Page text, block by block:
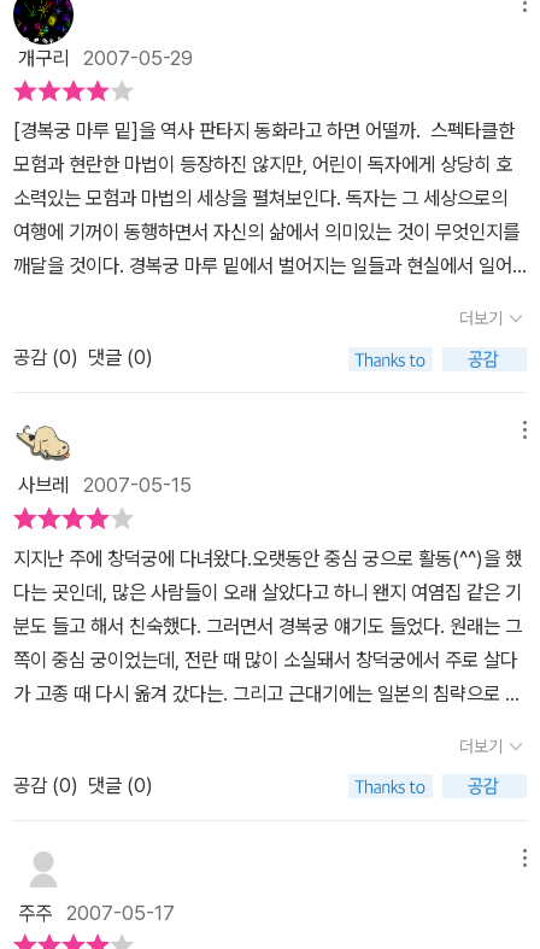
개구리 2007-05-29
[경복궁 마루 밑]을 역사 판타지 동화라고 하면 어떨까. 스펙타클한
모험과 현란한 마법이 등장하진 않지만, 어린이 독자에게 상당히 호
소력있는 모험과 마법의 세상을 펼쳐보인다. 독자는 그 세상으로의
여행에 기꺼이 동행하면서 자신의 삶에서 의미있는 것이 무엇인지를
깨달을 것이다. 경복궁 마루 밑에서 벌어지는 일들과 현실에서 일어
이 어우러지면서, 참 많은 이야기를 참 재미있게 풀어냈다. - 왕따 -
은별이는 학교에서 왕따를 당하고 있다. 하지만 누구에게도 그 사실
을 털어놓지 못하고 속으로만 끙끙 앓고 있는 여린 소년. 단짝 친구도,
반 친구들도 은별이를 외면하니 소년은 갈수록 점점 더 웅크리게만
된다. 그런 은별이에게 경복궁 마루 밑 세상이 가르쳐 준 것은 무엇일
까. - 마루 밑 세상 - 놀랍게도 그 세상은 우리 조상들의 삶을 닮았다.
농사지어 먹을 것을 마련하고, 옷감을 짜서 입을 것을 마련하고, 함
께 더불어 살면서 끈끈한 공동체 의식을 갖고 있다. 이들은 외세의 침
입에 어떻게 대처할 것인가. - 경복궁 - 은별이의 아빠는 경복궁 관리
인. 이 궁궐을 누구보다 사랑하고, 누구보다 잘 알고 있는 아빠가 들려
주는 경복궁의 역사와 조상의 삶은 어떠할까. [경복궁 마루 밑]은 위
의 세가지 이야기를 잘 엮었다. 따로 떼어놓더라도 한 이야기가 동화
하나로 만들어질 수 있을만큼 독립적인 소재일 수 있는데도 무리없이
엮었다. 덕분에 독자는 상상력을 마음껏 발휘하며 자신의 모습도 돌
히 밖을 쳐다보고 있다면 인사라도 나눠야 하니까......
더보기
공감 (0) 댓글 (0)
사브레 2007-05-15
지지난 주에 창덕궁에 다녀왔다.오랫동안 중심 궁으로 활동(^^)을 했
다는 곳인데, 많은 사람들이 오래 살았다고 하니 왠지 여염집 같은 기
분도 들고 해서 친숙했다. 그러면서 경복궁 얘기도 들었다. 원래는 그
쪽이 중심 궁이었는데, 전란 때 많이 소실돼서 창덕궁에서 주로 살다
가 고종 때 다시 옮겨 갔다는. 그리고 근대기에는 일본의 침략으로 참
사 중이다.)경복궁은 한 두어 번 가 본 거 같은데, 갈 때마다 약간은 무
겁다는 생각을 했었다. 지금까지 몰랐는데, 무겁고 슬픈 경복궁의 역
사 때문은 아니었을까...<경복궁 마루 밑>은 경복궁 밑에 손가락만큼
작은 사람들이 오랫동안 살고 있었다는 상상에서 시작된다. 그 옛날
경복궁이 지어졌을 때부터 지금까지 살아온 작은 사람들은 역사의 증
인이라고 할 수 있을 테다. 주인공인 은별이는 좀 유약한 애인데, 학교
더보기
공감 (0) 댓글 (0)
주주 2007-05-17